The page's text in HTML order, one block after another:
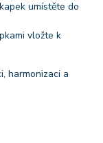
umístěte do
vložte k
harmonizaci a